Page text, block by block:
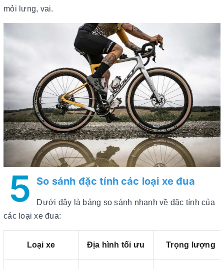
mỏi lưng, vai.
5 So sánh đặc tính các loại xe đua
Dưới đây là bảng so sánh nhanh về đặc tính của
các loại xe đua:
Loại xe Địa hình tối ưu Trọng lượng